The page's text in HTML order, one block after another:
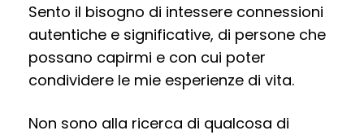
Sento il bisogno di intessere connessioni
autentiche e significative, di persone che
possano capirmi e con cui poter
condividere le mie esperienze di vita.
Non sono alla ricerca di qualcosa di